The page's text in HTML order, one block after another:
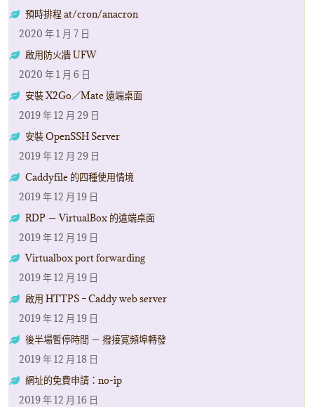
預時排程 at/cron/anacron
2020 年 1 月 7 日
啟用防火牆 UFW
2020 年 1 月 6 日
安裝 X2Go／Mate 遠端桌面
2019 年 12 月 29 日
安裝 OpenSSH Server
2019 年 12 月 29 日
Caddyfile 的四種使用情境
2019 年 12 月 19 日
RDP － VirtualBox 的遠端桌面
2019 年 12 月 19 日
Virtualbox port forwarding
2019 年 12 月 19 日
啟用 HTTPS – Caddy web server
2019 年 12 月 19 日
後半場暫停時間 － 撥接寛頻埠轉發
2019 年 12 月 18 日
網址的免費申請：no-ip
2019 年 12 月 16 日